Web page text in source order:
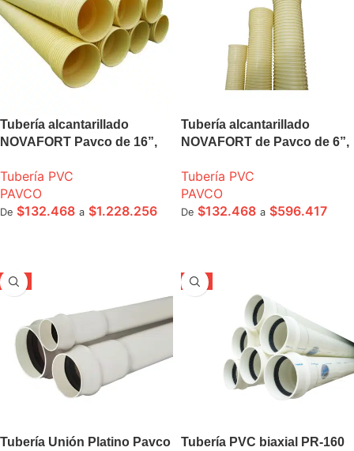
Tubería alcantarillado
NOVAFORT Pavco de 16”,
Tubería PVC
PAVCO
De $132.468 a $1.228.256
Tubería alcantarillado
NOVAFORT de Pavco de 6”,
Tubería PVC
PAVCO
De $132.468 a $596.417
-5%
Tubería Unión Platino Pavco
-5%
Tubería PVC biaxial PR-160